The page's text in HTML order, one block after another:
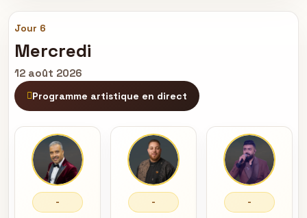
Jour 6
Mercredi
12 août 2026
Programme artistique en direct
- - -